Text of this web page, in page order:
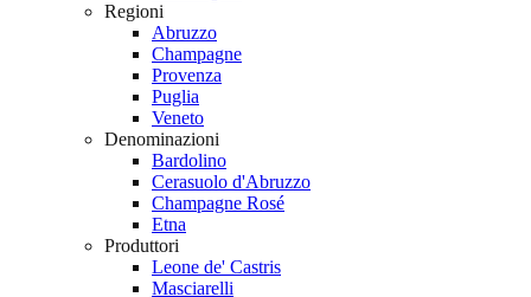
Regioni
Abruzzo
Champagne
Provenza
Puglia
Veneto
Denominazioni
Bardolino
Cerasuolo d'Abruzzo
Champagne Rosé
Etna
Produttori
Leone de' Castris
Masciarelli